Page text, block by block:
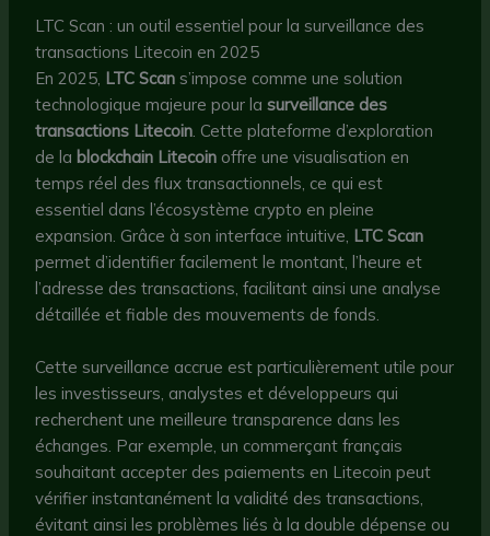
LTC Scan : un outil essentiel pour la surveillance des
transactions Litecoin en 2025
En 2025, LTC Scan s’impose comme une solution
technologique majeure pour lasurveillance des
transactions Litecoin. Cette plateforme d’exploration
de la blockchain Litecoin offre une visualisation en
temps réel des flux transactionnels, ce qui est
essentiel dans l’écosystème crypto en pleine
expansion. Grâce à son interface intuitive, LTC Scan
permet d’identifier facilement le montant, l’heure et
l’adresse des transactions, facilitant ainsi une analyse
détaillée et fiable des mouvements de fonds.
Cette surveillance accrue est particulièrement utile pour
les investisseurs, analystes et développeurs qui
recherchent une meilleure transparence dans les
échanges. Par exemple, un commerçant français
souhaitant accepter des paiements en Litecoin peut
vérifier instantanément la validité des transactions,
évitant ainsi les problèmes liés à la double dépense ou